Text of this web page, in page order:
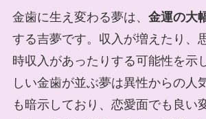
金歯に生え変わる夢は、 金運の大
する吉夢です。収入が増えたり、
時収入があったりする可能性を示
しい金歯が並ぶ夢は異性からの人
も暗示しており、恋愛面でも良い